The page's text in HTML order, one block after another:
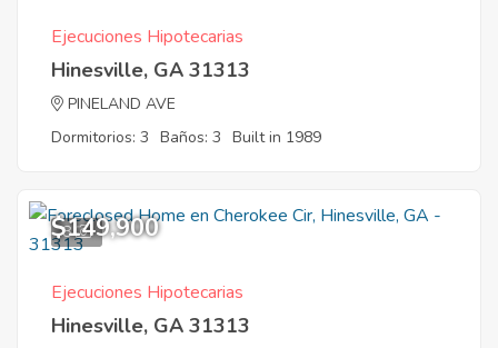
Ejecuciones Hipotecarias
Hinesville, GA 31313
PINELAND AVE
Dormitorios: 3 Baños: 3 Built in 1989
8
$149,900
Ejecuciones Hipotecarias
Hinesville, GA 31313